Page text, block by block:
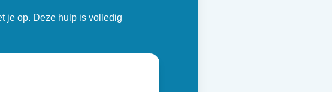
je op. Deze hulp is volledig